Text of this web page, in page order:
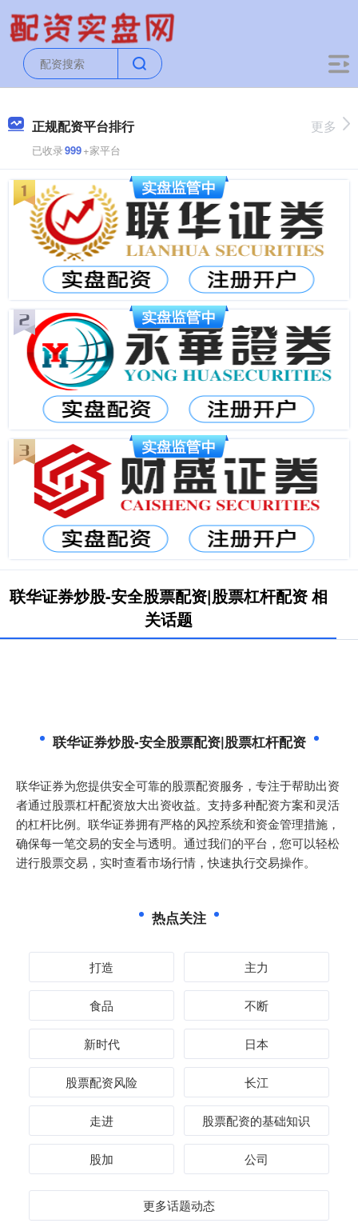
正规配资平台排行
已收录999+家平台
更多
联华证券炒股-安全股票配资|股票杠杆配资 相
关话题
联华证券炒股-安全股票配资|股票杠杆配资
联华证券为您提供安全可靠的股票配资服务，专注于帮助出资
者通过股票杠杆配资放大出资收益。支持多种配资方案和灵活
的杠杆比例。联华证券拥有严格的风控系统和资金管理措施，
确保每一笔交易的安全与透明。通过我们的平台，您可以轻松
进行股票交易，实时查看市场行情，快速执行交易操作。
热点关注
打造 主力
食品 不断
新时代 日本
股票配资风险 长江
走进 股票配资的基础知识
股加 公司
更多话题动态